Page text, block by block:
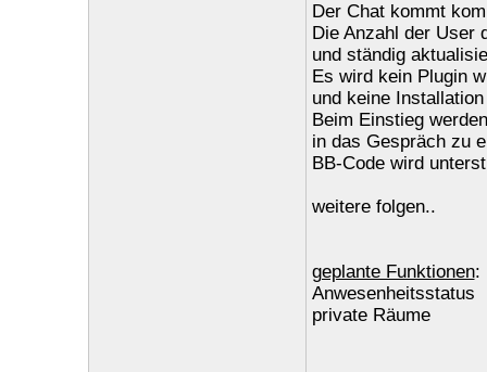
Der Chat kommt
Die Anzahl der User
und ständig
Es wird kein Plugin
und keine
Beim Einstieg
in das Gespräch zu
BB-Code wird
weitere folgen..
geplante Funktionen:
Anwesenheitsstatus
private Räume